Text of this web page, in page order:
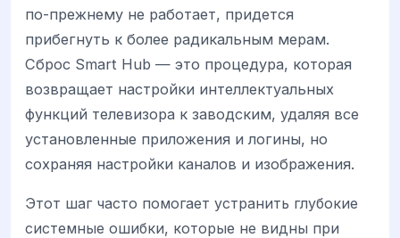
по-прежнему не работает, придется
прибегнуть к более радикальным мерам.
Сброс Smart Hub — это процедура, которая
возвращает настройки интеллектуальных
функций телевизора к заводским, удаляя все
установленные приложения и логины, но
сохраняя настройки каналов и изображения.
Этот шаг часто помогает устранить глубокие
системные ошибки, которые не видны при